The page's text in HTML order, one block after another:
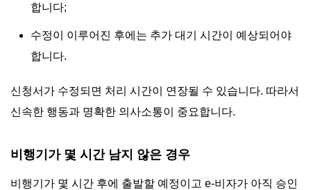
합니다;
수정이 이루어진 후에는 추가 대기 시간이 예상되어야
합니다.
신청서가 수정되면 처리 시간이 연장될 수 있습니다. 따라서
신속한 행동과 명확한 의사소통이 중요합니다.
비행기가 몇 시간 남지 않은 경우
비행기가 몇 시간 후에 출발할 예정이고 e-비자가 아직 승인